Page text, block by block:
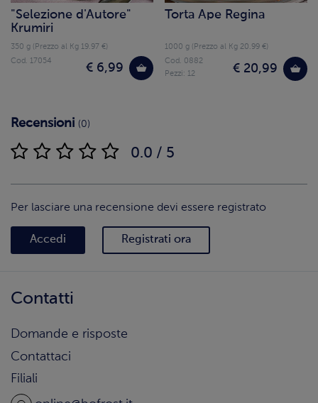
"Selezione d'Autore"
Krumiri
350 g (Prezzo al Kg 19.97 €)
€ 6,99
Cod. 17054
Torta Ape Regina
1000 g (Prezzo al Kg 20.99 €)
€ 20,99
Cod. 0882
Pezzi: 12
Recensioni (0)
0.0 / 5
Per lasciare una recensione devi essere registrato
Accedi Registrati ora
Contatti
Domande e risposte
Contattaci
Filiali